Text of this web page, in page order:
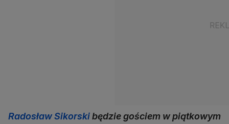
Radosław Sikorskibędzie gościem w piątkowym